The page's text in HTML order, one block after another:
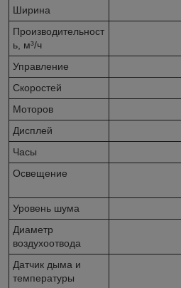
Ширина
Производительност
ь, м³/ч
Управление
Скоростей
Моторов
Дисплей
Часы
Освещение
Уровень шума
Диаметр
воздухоотвода
Датчик дыма и
температуры